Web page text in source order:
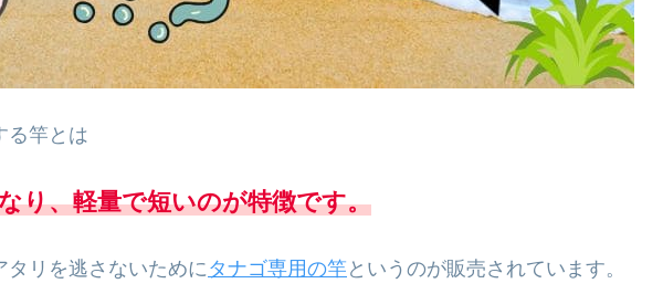
る竿とは
り、軽量で短いのが特徴です。
タリを逃さないためにタナゴ専用の竿というのが販売されています。